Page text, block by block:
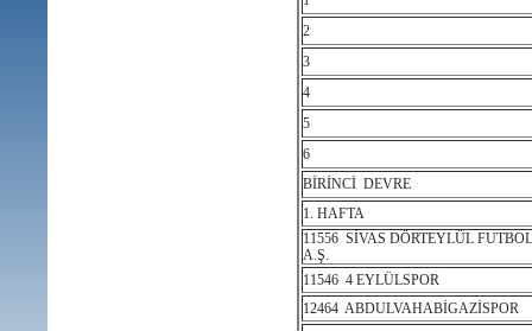
2
3
4
5
6
BİRİNCİ DEVRE
1. HAFTA
11556 SİVAS DÖRTEYLÜL FUTBOL
A.Ş.
11546 4 EYLÜLSPOR
12464 ABDULVAHABİGAZİSPOR